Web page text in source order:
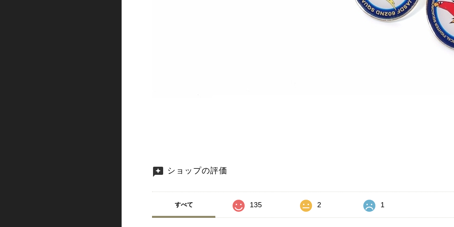
ショップの評価
すべて 135 2 1